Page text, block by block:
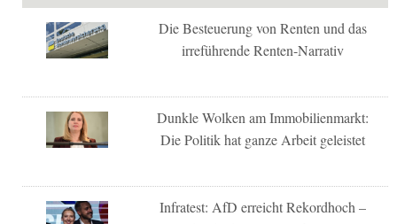
Die Besteuerung von Renten und das
irreführende Renten-Narrativ
Dunkle Wolken am Immobilienmarkt:
Die Politik hat ganze Arbeit geleistet
Infratest: AfD erreicht Rekordhoch –